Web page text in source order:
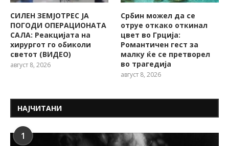
СИЛЕН ЗЕМЈОТРЕС ЈА
ПОГОДИ ОПЕРАЦИОНАТА
САЛА: Реакцијата на
хирургот го обиколи
светот (ВИДЕО)
август 8, 2026
Србин можел да се
отруе откако откинал
цвет во Грција:
Романтичен гест за
малку ќе се претворел
во трагедија
август 8, 2026
НАЈЧИТАНИ
1